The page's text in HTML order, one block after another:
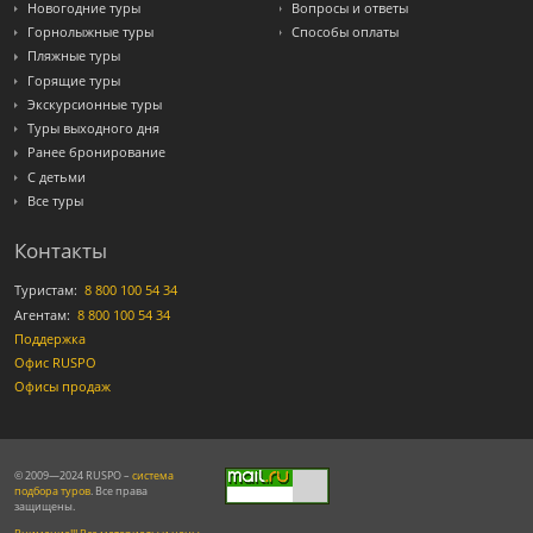
Новогодние туры
Горнолыжные туры
Пляжные туры
Горящие туры
Экскурсионные туры
Туры выходного дня
Ранее бронирование
С детьми
Все туры
Вопросы и ответы
Способы оплаты
Контакты
Туристам: 8 800 100 54 34
Агентам: 8 800 100 54 34
Поддержка
Офис RUSPO
Офисы продаж
© 2009—2024 RUSPO – система
подбора туров. Все права
защищены.